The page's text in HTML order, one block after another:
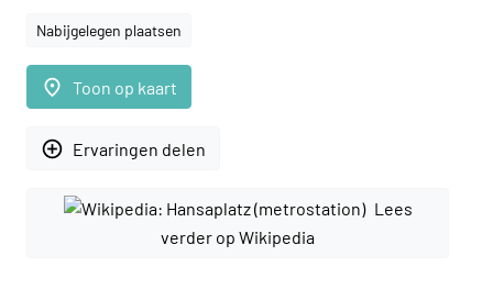
Nabijgelegen plaatsen
place Toon op kaart
add_circle_outline Ervaringen delen
Lees
verder op Wikipedia